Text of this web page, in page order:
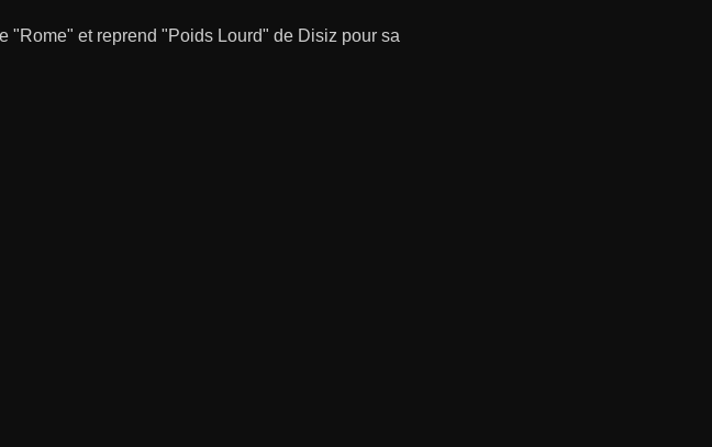
"Rome" et reprend "Poids Lourd" de Disiz pour sa